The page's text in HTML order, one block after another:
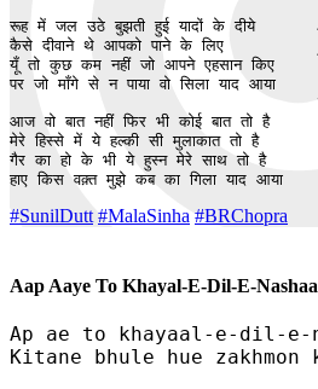
रूह में जल उठे बुझती हुई यादों के दीये
कैसे दीवाने थे आपको पाने के लिए
यूँ तो कुछ कम नहीं जो आपने एहसान किए
पर जो माँगे से न पाया वो सिला याद आया
आज वो बात नहीं फिर भी कोई बात तो है
मेरे हिस्से में ये हल्की सी मुलाकात तो है
गैर का हो के भी ये हुस्न मेरे साथ तो है
हाए किस वक़्त मुझे कब का गिला याद आया
#SunilDutt #MalaSinha #BRChopra
Aap Aaye To Khayal-E-Dil-E-
Ap ae to khayaal-e-dil-e-
Kitane bhule hue zakhmon